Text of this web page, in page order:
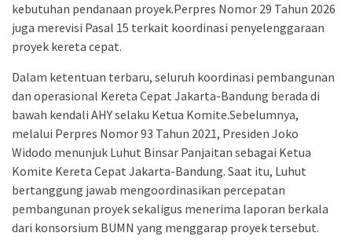
kebutuhan pendanaan proyek.Perpres Nomor 29 Tahun 2026
juga merevisi Pasal 15 terkait koordinasi penyelenggaraan
proyek kereta cepat.
Dalam ketentuan terbaru, seluruh koordinasi pembangunan
dan operasional Kereta Cepat Jakarta-Bandung berada di
bawah kendali AHY selaku Ketua Komite.Sebelumnya,
melalui Perpres Nomor 93 Tahun 2021, Presiden Joko
Widodo menunjuk Luhut Binsar Panjaitan sebagai Ketua
Komite Kereta Cepat Jakarta-Bandung. Saat itu, Luhut
bertanggung jawab mengoordinasikan percepatan
pembangunan proyek sekaligus menerima laporan berkala
dari konsorsium BUMN yang menggarap proyek tersebut.